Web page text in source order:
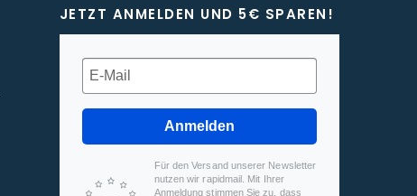
JETZT ANMELDEN UND 5€ SPAREN!
Anmelden
Für den Versand unserer Newsletter
nutzen wir rapidmail. Mit Ihrer
Anmeldung stimmen Sie zu, dass